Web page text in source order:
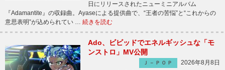
日にリリースされたニューミニアルバム
『Adamantite』の収録曲。Ayaseによる提供曲で、“王者の苦悩”と“これからの
意思表明”が込められてい … 続きを読む
Ado、ビビッドでエネルギッシュな「モ
ンストロ」MV公開
Ｊ－ＰＯＰ
2026年8月8日